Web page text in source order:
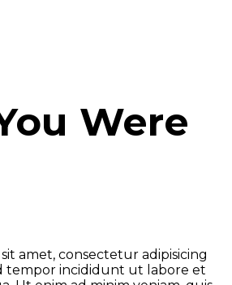
Were
amet, consectetur adipisicing
tempor incididunt ut labore et